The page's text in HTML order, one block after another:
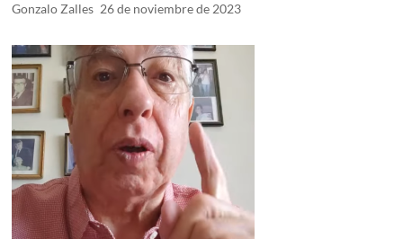
Gonzalo Zalles 26 de noviembre de 2023